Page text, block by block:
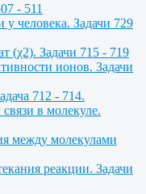
- 511
человека. Задачи 729
(χ2). Задачи 715 - 719
ионов. Задачи
712 - 714.
в молекуле.
между молекулами
реакции. Задачи